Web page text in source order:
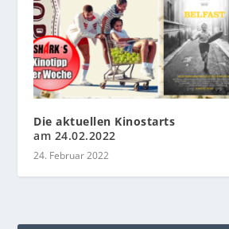
Die aktuellen Kinostarts
am 24.02.2022
24. Februar 2022